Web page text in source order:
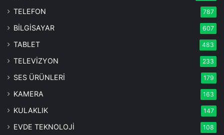
TELEFON 787
BİLGİSAYAR 607
TABLET 483
TELEVİZYON 233
SES ÜRÜNLERİ 179
KAMERA 163
KULAKLIK 147
EVDE TEKNOLOJİ 108